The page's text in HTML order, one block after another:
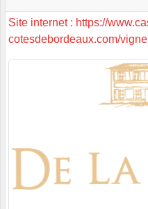
Site internet : https://
cotesdebordeaux.com/